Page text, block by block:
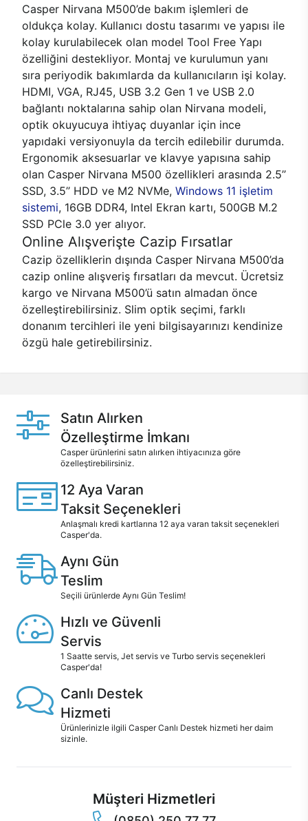
Casper Nirvana M500’de bakım işlemleri de
oldukça kolay. Kullanıcı dostu tasarımı ve yapısı ile
kolay kurulabilecek olan model Tool Free Yapı
özelliğini destekliyor. Montaj ve kurulumun yanı
sıra periyodik bakımlarda da kullanıcıların işi kolay.
HDMI, VGA, RJ45, USB 3.2 Gen 1 ve USB 2.0
bağlantı noktalarına sahip olan Nirvana modeli,
optik okuyucuya ihtiyaç duyanlar için ince
yapıdaki versiyonuyla da tercih edilebilir durumda.
Ergonomik aksesuarlar ve klavye yapısına sahip
olan Casper Nirvana M500 özellikleri arasında 2.5’’
SSD, 3.5’’ HDD ve M2 NVMe, Windows 11 işletim
sistemi, 16GB DDR4, Intel Ekran kartı, 500GB M.2
SSD PCle 3.0 yer alıyor.
Online Alışverişte Cazip Fırsatlar
Cazip özelliklerin dışında Casper Nirvana M500’da
cazip online alışveriş fırsatları da mevcut. Ücretsiz
kargo ve Nirvana M500’ü satın almadan önce
özelleştirebilirsiniz. Slim optik seçimi, farklı
donanım tercihleri ile yeni bilgisayarınızı kendinize
özgü hale getirebilirsiniz.
Satın Alırken
Özelleştirme İmkanı
Casper ürünlerini satın alırken ihtiyacınıza göre
özelleştirebilirsiniz.
12 Aya Varan
Taksit Seçenekleri
Anlaşmalı kredi kartlarına 12 aya varan taksit seçenekleri
Casper'da.
Aynı Gün
Teslim
Seçili ürünlerde Aynı Gün Teslim!
Hızlı ve Güvenli
Servis
1 Saatte servis, Jet servis ve Turbo servis seçenekleri
Casper'da!
Canlı Destek
Hizmeti
Ürünlerinizle ilgili Casper Canlı Destek hizmeti her daim
sizinle.
Müşteri Hizmetleri